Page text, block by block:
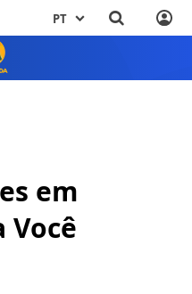
PT
em
Você